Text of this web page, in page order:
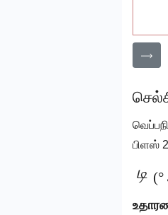
⟶
பிளஸ்
டி